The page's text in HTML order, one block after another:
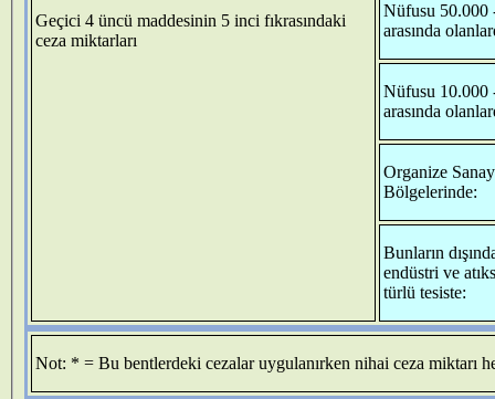
Geçici 4 üncü maddesinin 5 inci fıkrasındaki
ceza miktarları
Nüfusu 50.000
arasında
Nüfusu 10.000
arasında
Organize
Bölgelerinde:
Bunların
endüstri ve
türlü tesiste:
Not: * = Bu bentlerdeki cezalar uygulanırken nihai ceza miktarı